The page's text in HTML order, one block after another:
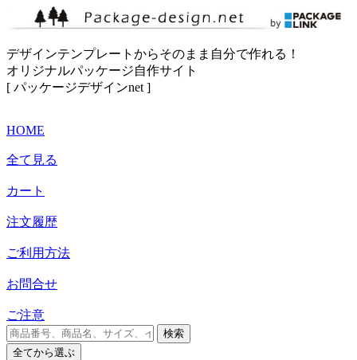
デザインテンプレートからそのまま自分で作れる！
オリジナルパッケージ自作サイト
[ パッケージデザインnet ]
HOME
全て見る
カート
注文履歴
ご利用方法
お問合せ
ご注意
検索
全てから選ぶ